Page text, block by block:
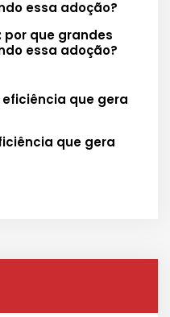
por que grandes
essa adoção?
que gera